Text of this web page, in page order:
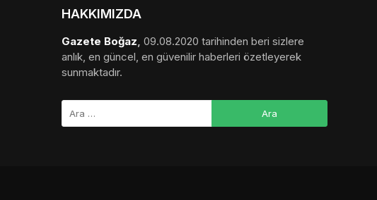
HAKKIMIZDA
Gazete Boğaz, 09.08.2020 tarihinden beri sizlere
anlık, en güncel, en güvenilir haberleri özetleyerek
sunmaktadır.